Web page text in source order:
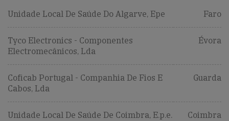
Unidade Local De Saúde Do Algarve, Epe Faro
Tyco Electronics - Componentes
Electromecânicos, Lda
Évora
Coficab Portugal - Companhia De Fios E
Cabos, Lda
Guarda
Unidade Local De Saúde De Coimbra, E.p.e. Coimbra